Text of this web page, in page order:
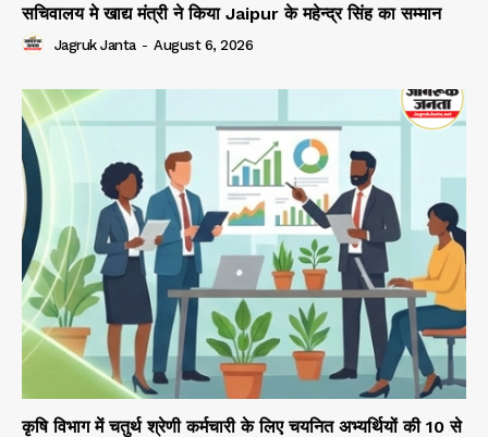
सचिवालय मे खाद्य मंत्री ने किया Jaipur के महेन्द्र सिंह का सम्मान
Jagruk Janta - August 6, 2026
कृषि विभाग में चतुर्थ श्रेणी कर्मचारी के लिए चयनित अभ्यर्थियों की 10 से